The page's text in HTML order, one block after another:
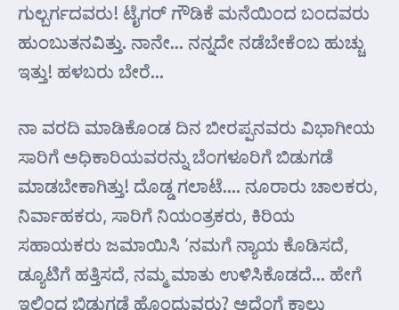
ಗುಲ್ಬರ್ಗದವರು! ಟೈಗರ್‌ ಗೌಡಿಕೆ ಮನೆಯಿಂದ ಬಂದವರು
ಹುಂಬುತನವಿತ್ತು. ನಾನೇ… ನನ್ನದೇ ನಡೆಬೇಕೆಂಬ ಹುಚ್ಚು
ಇತ್ತು! ಹಳಬರು ಬೇರೆ…
ನಾ ವರದಿ ಮಾಡಿಕೊಂಡ ದಿನ ಬೀರಪ್ಪನವರು ವಿಭಾಗೀಯ
ಸಾರಿಗೆ ಅಧಿಕಾರಿಯವರನ್ನು ಬೆಂಗಳೂರಿಗೆ ಬಿಡುಗಡೆ
ಮಾಡಬೇಕಾಗಿತ್ತು! ದೊಡ್ಡ ಗಲಾಟೆ…. ನೂರಾರು ಚಾಲಕರು,
ನಿರ್ವಾಹಕರು, ಸಾರಿಗೆ ನಿಯಂತ್ರಕರು, ಕಿರಿಯ
ಸಹಾಯಕರು ಜಮಾಯಿಸಿ ‘ನಮಗೆ ನ್ಯಾಯ ಕೊಡಿಸದೆ,
ಡ್ಯೂಟಿಗೆ ಹತ್ತಿಸದೆ, ನಮ್ಮ ಮಾತು ಉಳಿಸಿಕೊಡದೆ… ಹೇಗೆ
ಇಲ್ಲಿಂದ ಬಿಡುಗಡೆ ಹೊಂದುವರು? ಅದೆಂಗೆ ಕಾಲು